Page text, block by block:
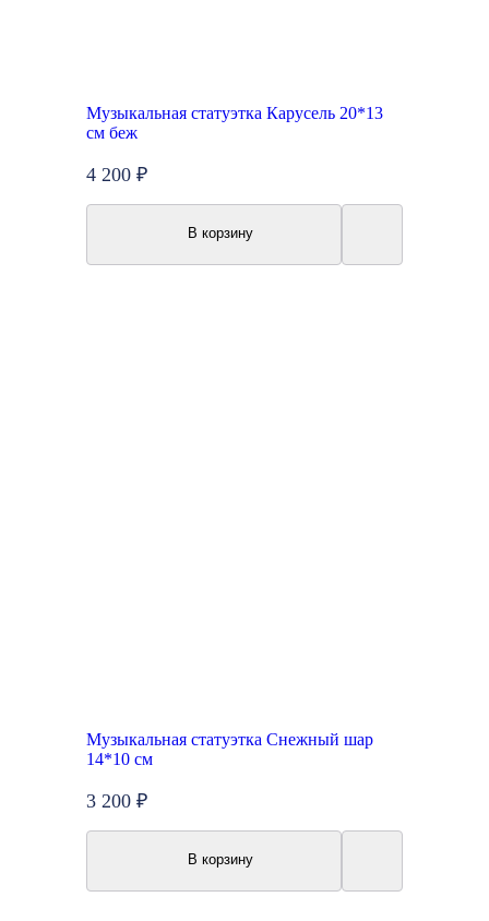
Музыкальная статуэтка Карусель 20*13
см беж
4 200 ₽
В корзину
Музыкальная статуэтка Снежный шар
14*10 см
3 200 ₽
В корзину